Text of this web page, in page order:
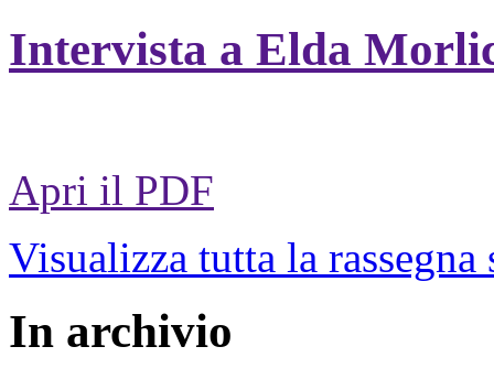
Intervista a Elda
Apri il PDF
Visualizza tutta la rassegna
In archivio